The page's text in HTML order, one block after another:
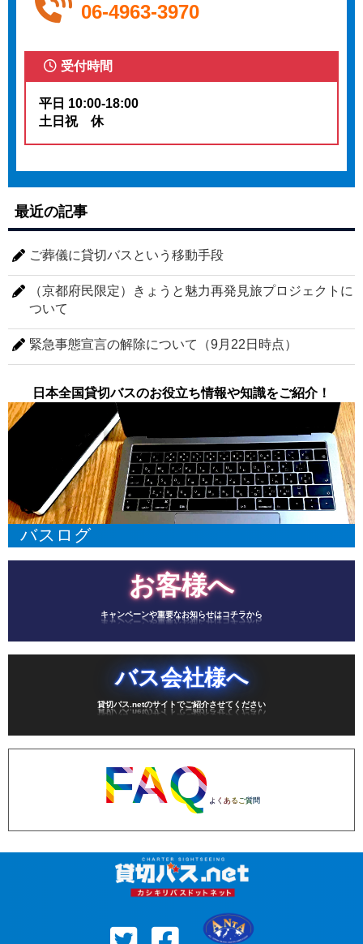
06-4963-3970
受付時間
平日 10:00-18:00
土日祝 休
最近の記事
ご葬儀に貸切バスという移動手段
（京都府民限定）きょうと魅力再発見旅プロジェクトに
ついて
緊急事態宣言の解除について（9月22日時点）
日本全国貸切バスのお役立ち情報や知識をご紹介！
バスログ
お客様へ
キャンペーンや重要なお知らせはコチラから
バス会社様へ
貸切バス.netのサイトでご紹介させてください
FAQ よくあるご質問